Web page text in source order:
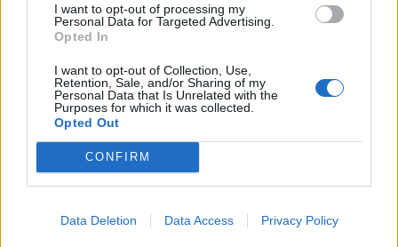
I want to opt-out of processing my
Personal Data for Targeted Advertising.
Opted In
I want to opt-out of Collection, Use,
Retention, Sale, and/or Sharing of my
Personal Data that Is Unrelated with the
Purposes for which it was collected.
Opted Out
CONFIRM
Data Deletion Data Access Privacy Policy
Κυψέλη: Τα δύο σενάρια που εξετάζουν οι Αρχές για τη
δολοφονία της Σκωτσέζας
Οι ΗΠΑ αναστέλλουν τις εισαγωγές από τον μεγαλύτερο
παραγωγό αβοκάντο του Μεξικού
πληγέντες